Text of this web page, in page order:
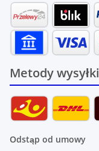
Metody wysyłki
Odstąp od umowy